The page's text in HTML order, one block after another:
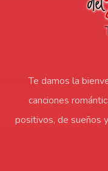
Te damos la
canciones
positivos, de sueños